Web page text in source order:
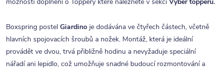
Boxspring postel Giardino je dodávána ve čtyřech částech, včetně
hlavních spojovacích šroubů a nožek. Montáž, která je ideální
provádět ve dvou, trvá přibližně hodinu a nevyžaduje speciální
nářadí ani lepidlo, což umožňuje snadné budoucí rozmontování a